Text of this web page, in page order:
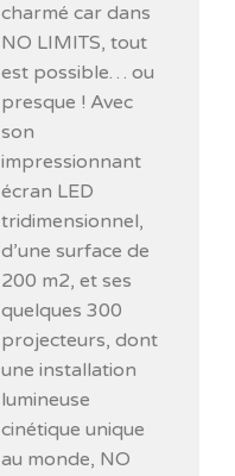
charmé car dans
NO LIMITS, tout
est possible… ou
presque ! Avec
son
impressionnant
écran LED
tridimensionnel,
d’une surface de
200 m2, et ses
quelques 300
projecteurs, dont
une installation
lumineuse
cinétique unique
au monde, NO